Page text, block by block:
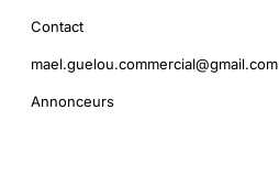
Contact
mael.guelou.commercial@gmail.com
Annonceurs